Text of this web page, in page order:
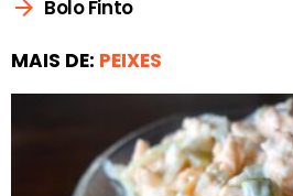
Bolo Finto
MAIS DE: PEIXES